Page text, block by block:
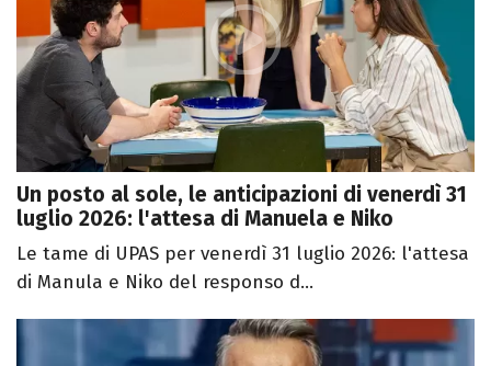
Un posto al sole, le anticipazioni di venerdì 31
luglio 2026: l'attesa di Manuela e Niko
Le tame di UPAS per venerdì 31 luglio 2026: l'attesa
di Manula e Niko del responso d...